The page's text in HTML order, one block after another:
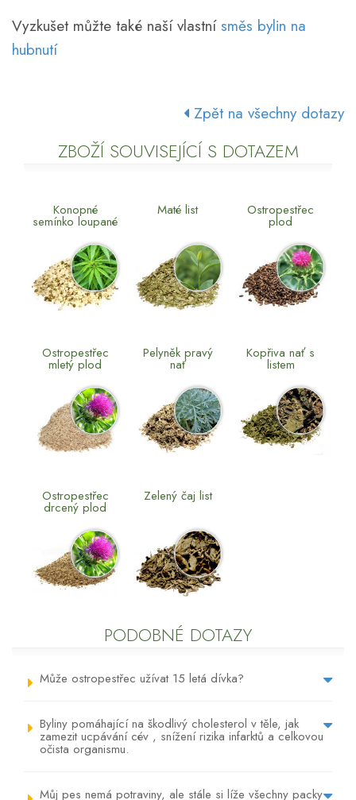
Vyzkušet můžte také naší vlastní směs bylin na
hubnutí
Zpět na všechny dotazy
ZBOŽÍ SOUVISEJÍCÍ S DOTAZEM
Konopné
semínko loupané
Maté list Ostropestřec
plod
Ostropestřec
mletý plod
Pelyněk pravý
nať
Kopřiva nať s
listem
Ostropestřec
drcený plod
Zelený čaj list
PODOBNÉ DOTAZY
Může ostropestřec užívat 15 letá dívka?
Byliny pomáhající na škodlivý cholesterol v těle, jak
zamezit ucpávání cév , snížení rizika infarktů a celkovou
očista organismu.
Můj pes nemá potraviny, ale stále si líže všechny packy